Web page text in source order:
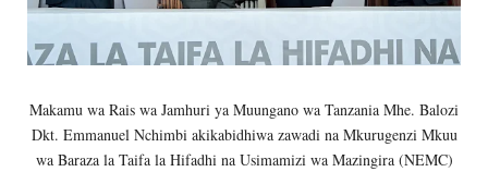
Makamu wa Rais wa Jamhuri ya Muungano wa Tanzania Mhe. Balozi
Dkt. Emmanuel Nchimbi akikabidhiwa zawadi na Mkurugenzi Mkuu
wa Baraza la Taifa la Hifadhi na Usimamizi wa Mazingira (NEMC)